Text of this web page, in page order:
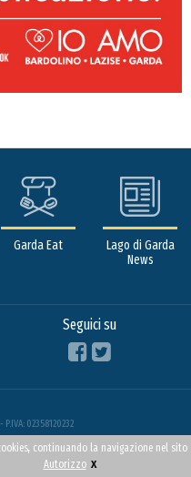
Garda Eat
Lago di Garda
News
Seguici su
02358120232
continuando la navigazione nel sito
Autorizzo x